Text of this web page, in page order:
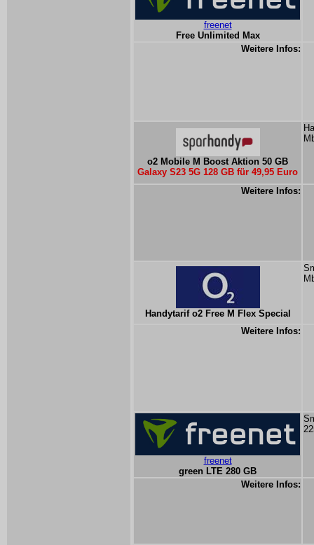
freenet
Free Unlimited Max
Weitere Infos:
o2 Mobile M Boost Aktion 50 GB
Galaxy S23 5G 128 GB für 49,95 Euro
Weitere Infos:
Handytarif o2 Free M Flex Special
Weitere Infos:
freenet
green LTE 280 GB
Weitere Infos: